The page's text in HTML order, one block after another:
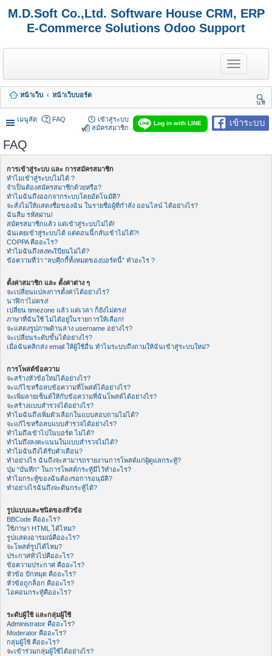
M.D.Soft Co.,Ltd. Software House CRM, ERP
E-Commerce Solutions Odoo Support
T
o
g
e
n
a
g
หน้าเว็บ
หน้าเว็บบอร์ด
นห
า
เมนูลัด
เข้าระบบ
Log in with LINE
FAQ
เข้าสู่ระบบ
สมัครสมาชิก
FAQ
การเข้าสู่ระบบ และ การสมัครสมาชิก
ทำไมเข้าสู่ระบบไม่ได้ ?
จำเป็นต้องสมัครสมาชิกด้วยหรือ?
ทำไมฉันถึงออกจากระบบโดยอัตโนมัติ?
จะสั่งไม่ให้แสดงชื่อของฉัน ในรายชื่อผู้ที่กำลัง ออนไลน์ ได้อย่างไร?
ฉันลืม รหัสผ่าน!
สมัครสมาชิกแล้ว แต่เข้าสู่ระบบไม่ได้!
ฉันเคยเข้าสู่ระบบได้ แต่ตอนนี้กลับเข้าไม่ได้?!
COPPA คืออะไร?
ทำไมฉันถึงลงทะเีบียนไม่ได้?
ข้อความที่ว่า “ลบคุีกกี้ทั้งหมดของบอร์ดนี้” ทำอะไร ?
ตั้งค่าสมาชิก และ ตั้งค่าต่าง ๆ
จะเปลี่ยนแปลงการตั้งค่าได้อย่างไร?
นาฬิกาไม่ตรง!
เปลี่ยน timezone แล้ว แต่เวลา ก็ยังไม่ตรง!
ภาษาที่ฉันใช้ ไม่ได้อยู่ในรายการให้เลือก!
จะแสดงรูปภาพด้านล่าง username อย่างไร?
จะเปลี่ยนระดับขั้นได้อย่างไร?
เมื่อฉันคลิกส่ง email ให้ผู้ใช้อื่น ทำไมระบบถึงถามให้ฉันเข้าสู่ระบบใหม่?
การโพสต์ข้อความ
จะสร้างหัวข้อใหม่ได้อย่างไร?
จะแก้ไขหรือลบข้อความที่โพสต์ได้อย่างไร?
จะเพิ่มลายเซ็นต์ให้กับข้อความที่ฉันโพสต์ได้อย่างไร?
จะสร้างแบบสำรวจได้อย่างไร?
ทำไมฉันถึงเพิ่มตัวเลือกในแบบสอบถามไม่ได้?
จะแก้ไขหรือลบแบบสำรวจได้อย่างไร?
ทำไมถึงเข้าไปในบอร์ด ไม่ได้?
ทำไมถึงลงคะแนนในแบบสำรวจไม่ได้?
ทำไมฉันถึงได้รับคำเตือน?
ทำอย่างไร ฉันถึงจะสามารถรายงานการโพสต์แก่ผู้ดูแลกระทู้?
ปุ่ม “บันทึก” ในการโพสต์กระทู้มีไว้ทำอะไร?
ทำไมกระทู้ของฉันต้องรอการอนุมัติ?
ทำอย่างไรฉันถึงจะดันกระทู้ได้?
รูปแบบและชนิดของหัวข้อ
BBCode คืออะไร?
ใช้ภาษา HTML ได้ไหม?
รูปแสดงอารมณ์คืออะไร?
จะโพสต์รูปได้ไหม?
ประกาศทั่วไปคืออะไร?
ข้อความประกาศ คืออะไร?
หัวข้อ ปักหมุด คืออะไร?
หัวข้อถูกล็อก คืออะไร?
ไอคอนกระทู้คืออะไร?
ระดับผู้ใช้ และกลุ่มผู้ใช้
Administrator คืออะไร?
Moderator คืออะไร?
กลุ่มผู้ใช้ คืออะไร?
จะเข้าร่วมกลุ่มผู้ใช้ได้อย่างไร?